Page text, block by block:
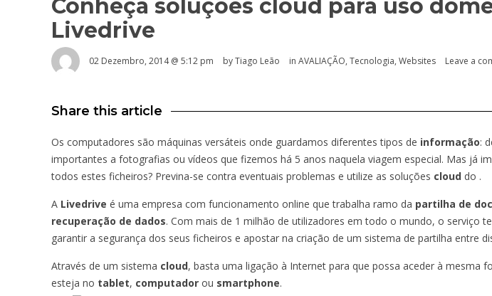
Conheça soluções cloud para uso
Livedrive
02 Dezembro, 2014 @ 5:12 pm by Tiago Leão in AVALIAÇÃO, Tecnologia, Websites Leave a
Share this article
Os computadores são máquinas versáteis onde guardamos diferentes tipos de informação:
importantes a fotografias ou vídeos que fizemos há 5 anos naquela viagem especial. Mas já
todos estes ficheiros? Previna-se contra eventuais problemas e utilize as soluções cloud do .
A Livedrive é uma empresa com funcionamento online que trabalha ramo da partilha de
recuperação de dados. Com mais de 1 milhão de utilizadores em todo o mundo, o serviço
garantir a segurança dos seus ficheiros e apostar na criação de um sistema de partilha entre
Através de um sistema cloud, basta uma ligação à Internet para que possa aceder à mesma
esteja no tablet, computador ou smartphone.